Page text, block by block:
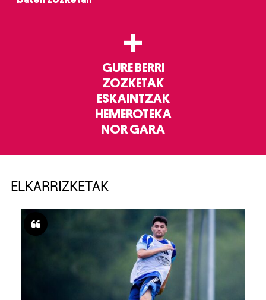
+
GURE BERRI
ZOZKETAK
ESKAINTZAK
HEMEROTEKA
NOR GARA
ELKARRIZKETAK